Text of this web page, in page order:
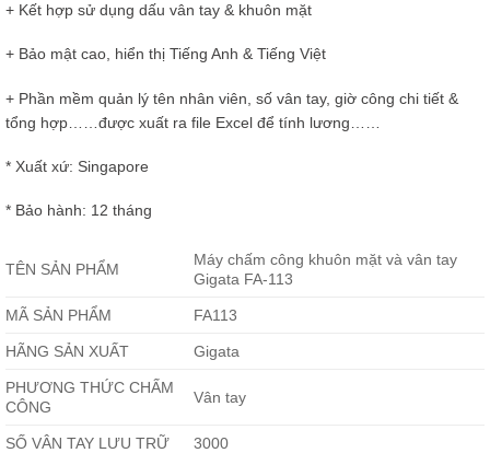
+ Kết hợp sử dụng dấu vân tay & khuôn mặt
+ Bảo mật cao, hiển thị Tiếng Anh & Tiếng Việt
+ Phần mềm quản lý tên nhân viên, số vân tay, giờ công chi tiết &
tổng hợp……được xuất ra file Excel để tính lương……
* Xuất xứ: Singapore
* Bảo hành: 12 tháng
TÊN SẢN PHẨM
Máy chấm công khuôn mặt và vân tay
Gigata FA-113
MÃ SẢN PHẨM FA113
HÃNG SẢN XUẤT Gigata
PHƯƠNG THỨC CHẤM
CÔNG
Vân tay
SỐ VÂN TAY LƯU TRỮ 3000